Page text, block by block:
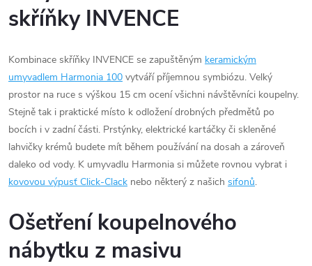
skříňky INVENCE
Kombinace skříňky INVENCE se zapuštěným keramickým
umyvadlem Harmonia 100 vytváří příjemnou symbiózu. Velký
prostor na ruce s výškou 15 cm ocení všichni návštěvníci koupelny.
Stejně tak i praktické místo k odložení drobných předmětů po
bocích i v zadní části. Prstýnky, elektrické kartáčky či skleněné
lahvičky krémů budete mít během používání na dosah a zároveň
daleko od vody. K umyvadlu Harmonia si můžete rovnou vybrat i
kovovou výpusť Click-Clack nebo některý z našich sifonů.
Ošetření koupelnového
nábytku z masivu